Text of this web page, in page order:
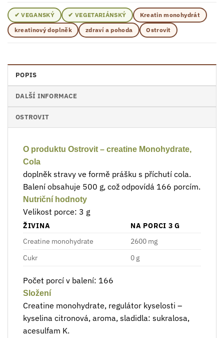
✔ VEGANSKÝ ✔ VEGETARIÁNSKÝ
Kreatin monohydrát
kreatinový doplněk
zdraví a pohoda Ostrovit
POPIS
DALŠÍ INFORMACE
OSTROVIT
O produktu Ostrovit – creatine Monohydrate,
Cola
doplněk stravy ve formě prášku s příchutí cola.
Balení obsahuje 500 g, což odpovídá 166 porcím.
Nutriční hodnoty
Velikost porce: 3 g
ŽIVINA
NA PORCI 3 G
Creatine monohydrate
2600 mg
Cukr
0 g
Počet porcí v balení: 166
Složení
Creatine monohydrate, regulátor kyselosti –
kyselina citronová, aroma, sladidla: sukralosa,
acesulfam K.